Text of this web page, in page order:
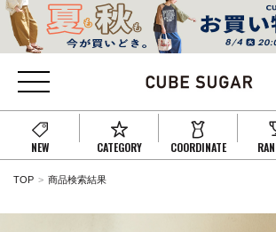
NEW CATEGORY COORDINATE
TOP 商品検索結果